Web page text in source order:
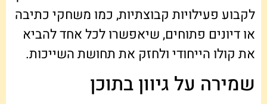
לקבוע פעילויות קבוצתיות, כמו משחקי כתיבה
או דיונים פתוחים, שיאפשרו לכל אחד להביא
את קולו הייחודי ולחזק את תחושת השייכות.
שמירה על גיוון בתוכן